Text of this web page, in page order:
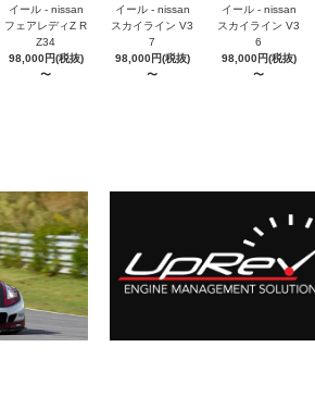
イール - nissan
フェアレディZ R
Z34
98,000円(税抜)
〜
イール - nissan
スカイライン V3
7
98,000円(税抜)
〜
イール - nissan
スカイライン V3
6
98,000円(税抜)
〜